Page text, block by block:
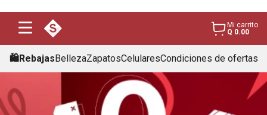
Mi carrito
Q 0.00
🛍️RebajasBellezaZapatosCelularesCondiciones de ofertas